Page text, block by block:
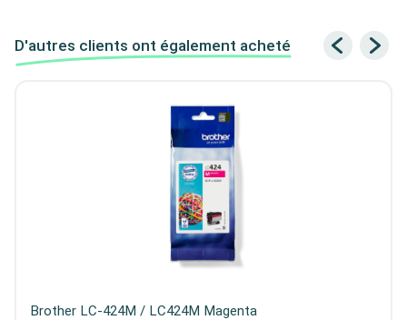
D'autres clients ont également acheté
Brother LC-424M / LC424M Magenta